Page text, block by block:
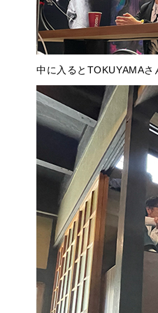
中に入るとTOKUYAMA